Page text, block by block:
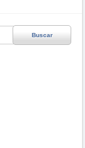
Buscar